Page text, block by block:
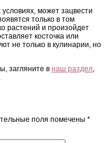
может зацвести
только в том
растений и произойдет
косточка или
не только в кулинарии, но
загляните в наш раздел
поля помечены *